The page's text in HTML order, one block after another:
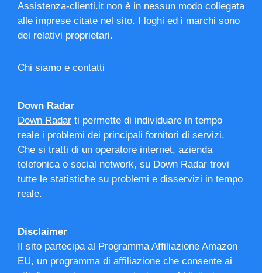
Assistenza-clienti.it non è in nessun modo collegata
alle imprese citate nel sito. I loghi ed i marchi sono
dei relativi proprietari.
Chi siamo e contatti
Down Radar
Down Radar ti permette di individuare in tempo
reale i problemi dei principali fornitori di servizi.
Che si tratti di un operatore internet, azienda
telefonica o social network, su Down Radar trovi
tutte le statistiche su problemi e disservizi in tempo
reale.
Disclaimer
Il sito partecipa al Programma Affiliazione Amazon
EU, un programma di affiliazione che consente ai